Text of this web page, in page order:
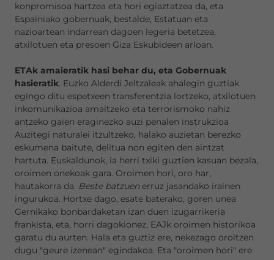
konpromisoa hartzea eta hori egiaztatzea da, eta
Espainiako gobernuak, bestalde, Estatuan eta
nazioartean indarrean dagoen legeria betetzea,
atxilotuen eta presoen Giza Eskubideen arloan.
ETAk amaieratik hasi behar du, eta Gobernuak
hasieratik. Euzko Alderdi Jeltzaleak ahalegin guztiak
egingo ditu espetxeen transferentzia lortzeko, atxilotuen
inkomunikazioa amaitzeko eta terrorismoko nahiz
antzeko gaien eraginezko auzi penalen instrukzioa
Auzitegi naturalei itzultzeko, halako auzietan berezko
eskumena baitute, delitua non egiten den aintzat
hartuta. Euskaldunok, ia herri txiki guztien kasuan bezala,
oroimen onekoak gara. Oroimen hori, oro har,
hautakorra da. Beste batzuenerruz jasandako irainen
ingurukoa. Hortxe dago, esate baterako, goren unea
Gernikako bonbardaketan izan duen izugarrikeria
frankista, eta, horri dagokionez, EAJk oroimen historikoa
garatu du aurten. Hala eta guztiz ere, nekezago oroitzen
dugu "geure izenean" egindakoa. Eta "oroimen hori" ere